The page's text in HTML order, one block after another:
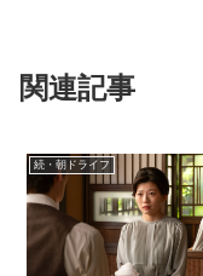
関連記事
続・朝ドライフ